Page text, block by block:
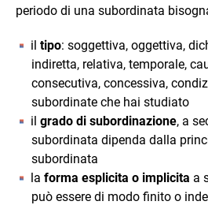
periodo di una subordinata
il tipo: soggettiva, oggettiva,
indiretta, relativa, temporale,
consecutiva, concessiva,
subordinate che hai studiato
il grado di subordinazione, a
subordinata dipenda dalla
subordinata
la forma esplicita o implicita a
può essere di modo finito o